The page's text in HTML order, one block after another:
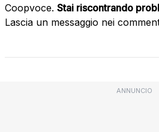
Coopvoce. Stai riscontrando
Lascia un messaggio nei
ANNUNCIO